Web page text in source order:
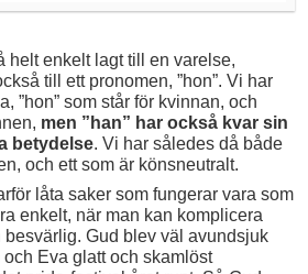
helt enkelt lagt till en varelse,
till ett pronomen, ”hon”. Vi har
”hon” som står för kvinnan, och
men ”han” har också kvar sin
betydelse. Vi har således då både
och ett som är könsneutralt.
låta saker som fungerar vara som
enkelt, när man kan komplicera
Gud blev väl avundsjuk
Eva glatt och skamlöst